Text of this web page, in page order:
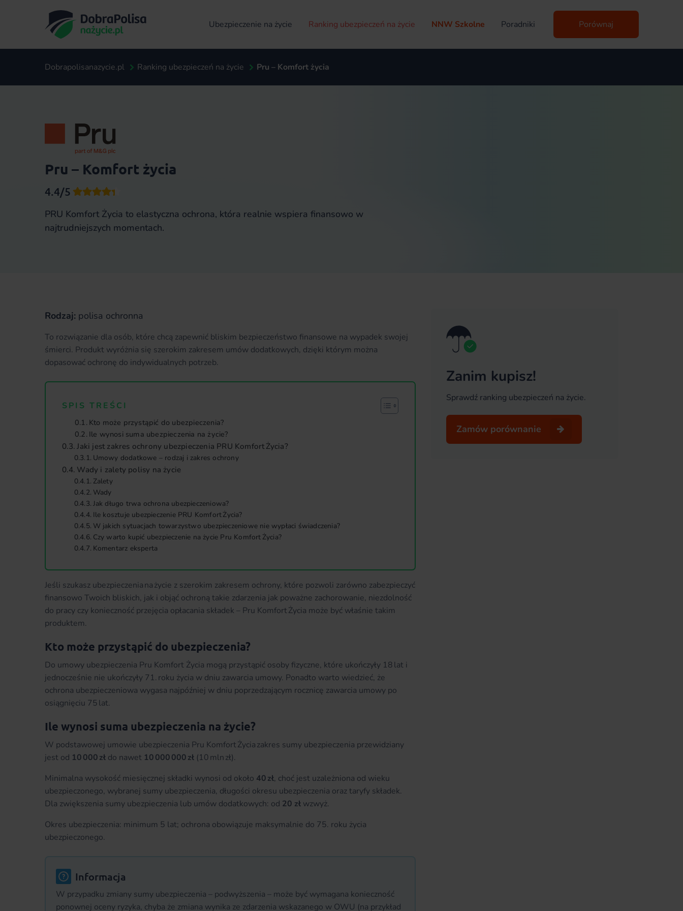
Ubezpieczenie na życie Ranking ubezpieczeń na życie NNW Szkolne Poradniki Porównaj
Dobrapolisanazycie.pl Ranking ubezpieczeń na życie Pru – Komfort życia
Pru – Komfort życia
4.4/5
PRU Komfort Życia to elastyczna ochrona, która realnie wspiera finansowo w
najtrudniejszych momentach.
Rodzaj: polisa ochronna
To rozwiązanie dla osób, które chcą zapewnić bliskim bezpieczeństwo finansowe na wypadek swojej
śmierci. Produkt wyróżnia się szerokim zakresem umów dodatkowych, dzięki którym można
dopasować ochronę do indywidualnych potrzeb.
SPIS TREŚCI
Kto może przystąpić do ubezpieczenia?
Ile wynosi suma ubezpieczenia na życie?
Jaki jest zakres ochrony ubezpieczenia PRU Komfort Życia?
Umowy dodatkowe – rodzaj i zakres ochrony
Wady i zalety polisy na życie
Zalety
Wady
Jak długo trwa ochrona ubezpieczeniowa?
Ile kosztuje ubezpieczenie PRU Komfort Życia?
W jakich sytuacjach towarzystwo ubezpieczeniowe nie wypłaci świadczenia?
Czy warto kupić ubezpieczenie na życie Pru Komfort Życia?
Komentarz eksperta
Jeśli szukasz ubezpieczenia na życie z szerokim zakresem ochrony, które pozwoli zarówno zabezpieczyć
finansowo Twoich bliskich, jak i objąć ochroną takie zdarzenia jak poważne zachorowanie, niezdolność
do pracy czy konieczność przejęcia opłacania składek – Pru Komfort Życia może być właśnie takim
produktem.
Kto może przystąpić do ubezpieczenia?
Do umowy ubezpieczenia Pru Komfort Życia mogą przystąpić osoby fizyczne, które ukończyły 18 lat i
jednocześnie nie ukończyły 71. roku życia w dniu zawarcia umowy. Ponadto warto wiedzieć, że
ochrona ubezpieczeniowa wygasa najpóźniej w dniu poprzedzającym rocznicę zawarcia umowy po
osiągnięciu 75 lat.
Ile wynosi suma ubezpieczenia na życie?
W podstawowej umowie ubezpieczenia Pru Komfort Życia zakres sumy ubezpieczenia przewidziany
jest od 10 000 złdo nawet 10 000 000 zł(10 mln zł).
Minimalna wysokość miesięcznej składki wynosi od około 40 zł, choć jest uzależniona od wieku
ubezpieczonego, wybranej sumy ubezpieczenia, długości okresu ubezpieczenia oraz taryfy składek.
Dla zwiększenia sumy ubezpieczenia lub umów dodatkowych: od 20 złwzwyż.
Okres ubezpieczenia: minimum 5 lat; ochrona obowiązuje maksymalnie do 75. roku życia
ubezpieczonego.
Informacja
W przypadku zmiany sumy ubezpieczenia – podwyższenia – może być wymagana konieczność
ponownej oceny ryzyka, chyba że zmiana wynika ze zdarzenia wskazanego w OWU (na przykład
Zanim kupisz!
Sprawdź ranking ubezpieczeń na życie.
Zamów porównanie